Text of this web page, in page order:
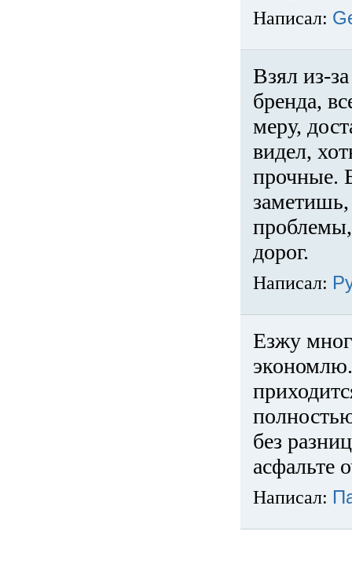
Написал:
Взял из-
бренда,
меру,
видел,
прочные.
проблемы,
дорог.
Написал:
Езжу
без
асфальте
Написал: